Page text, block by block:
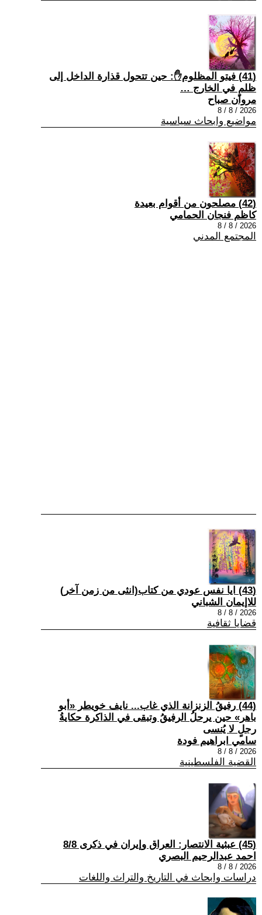
(41) فيتو المظلوم✋: حين تتحول قذارة الداخل إلى
ظلمٍ في الخارج …
مروان صباح
2026 / 8 / 8
مواضيع وابحاث سياسية
(42) مصلحون من أقوام بعيدة
كاظم فنجان الحمامي
2026 / 8 / 8
المجتمع المدني
(43) ايا نفس عودي من كتاب(انثى من زمن آخر)
للاإيمان الشباني
2026 / 8 / 8
قضايا ثقافية
(44) رفيقُ الزنزانة الذي غاب... نايف خويطر «أبو
باهر» حين يرحلُ الرفيقُ وتبقى في الذاكرة حكايةُ
رجلٍ لا يُنسى
سامي ابراهيم فودة
2026 / 8 / 8
القضية الفلسطينية
(45) عبثية الانتصار: العراق وإيران في ذكرى 8/8
احمد عبدالرحيم البصري
2026 / 8 / 8
دراسات وابحاث في التاريخ والتراث واللغات